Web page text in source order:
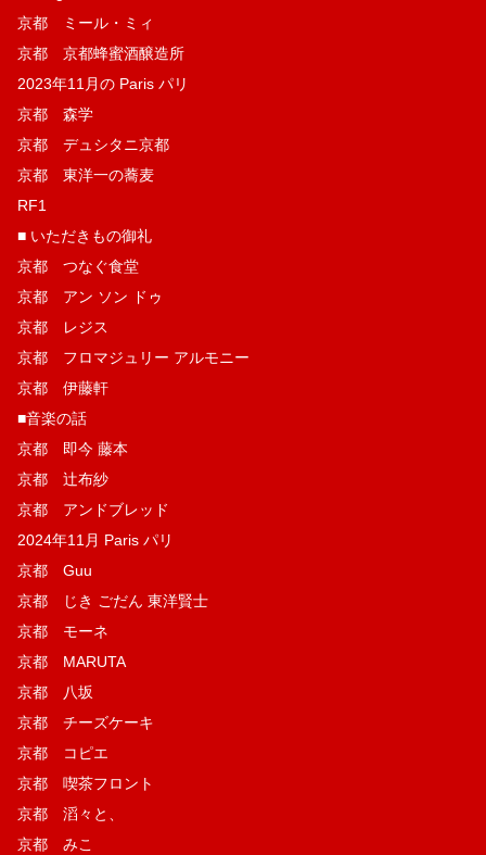
京都 ミール・ミィ
京都 京都蜂蜜酒醸造所
2023年11月の Paris パリ
京都 森学
京都 デュシタニ京都
京都 東洋一の蕎麦
RF1
■ いただきもの御礼
京都 つなぐ食堂
京都 アン ソン ドゥ
京都 レジス
京都 フロマジュリー アルモニー
京都 伊藤軒
■音楽の話
京都 即今 藤本
京都 辻布紗
京都 アンドブレッド
2024年11月 Paris パリ
京都 Guu
京都 じき ごだん 東洋賢士
京都 モーネ
京都 MARUTA
京都 八坂
京都 チーズケーキ
京都 コピエ
京都 喫茶フロント
京都 滔々と、
京都 みこ